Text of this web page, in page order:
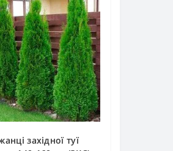
західної туї